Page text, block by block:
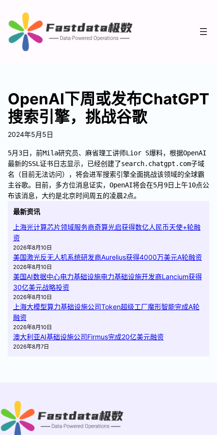
OpenAI下周或发布ChatGPT
搜索引擎，挑战谷歌
2024年5月5日
5月3日，前Mila研究员、麻省理工讲师Lior S爆料，根据OpenAI
最新的SSL证书日志显示，已经创建了search.chatgpt.com子域
名（目前无法访问），将会进军搜索引擎全面挑战该领域的全球霸
主谷歌。目前，多方位消息证实，OpenAI将会在5月9日上午10点公
布该消息，大约是北京时间周五的凌晨2点。
最新资讯
上海光计算芯片领域服务商奇算光启获得数亿人民币天使+轮融
资
2026年8月10日
美国激光反无人机系统研发商Aurelius获得4000万美元A轮融资
2026年8月10日
美国AI数据中心电力基础设施电力基础设施开发商Lancium获得
30亿美元战略投资
2026年8月10日
上海大模型算力基础设施公司Token超级工厂魔形智能完成A轮
融资
2026年8月10日
澳大利亚AI基础设施公司Firmus完成20亿美元融资
2026年8月7日